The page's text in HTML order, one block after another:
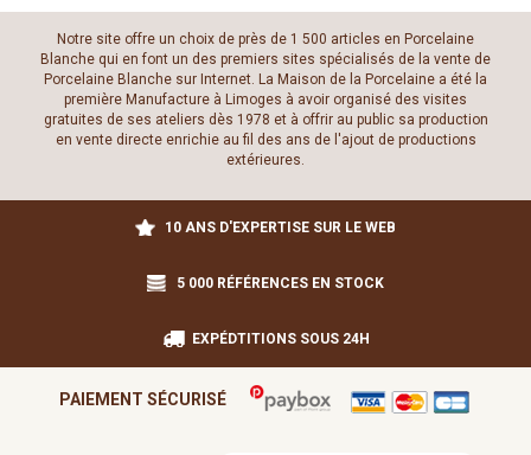
Notre site offre un choix de près de 1 500 articles en Porcelaine
Blanche qui en font un des premiers sites spécialisés de la vente de
Porcelaine Blanche sur Internet. La Maison de la Porcelaine a été la
première Manufacture à Limoges à avoir organisé des visites
gratuites de ses ateliers dès 1978 et à offrir au public sa production
en vente directe enrichie au fil des ans de l'ajout de productions
extérieures.
10 ANS D'EXPERTISE SUR LE WEB
5 000 RÉFÉRENCES EN STOCK
EXPÉDTITIONS SOUS 24H
PAIEMENT SÉCURISÉ